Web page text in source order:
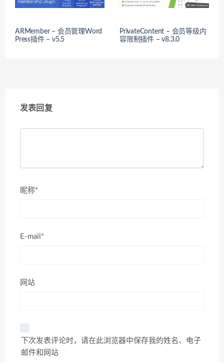
ARMember – 会员管理Word
Press插件 – v5.5
PrivateContent – 会员等级内
容限制插件 – v8.3.0
发表回复
昵称*
E-mail*
网站
下次发表评论时，请在此浏览器中保存我的姓名、电子
邮件和网站